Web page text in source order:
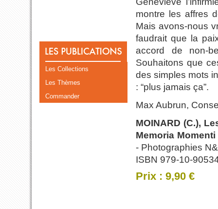
Les Collections
Les Thèmes
Commander
montre les affres
Mais avons-nous
faudrait que la
accord de non-
Souhaitons que
des simples mots
: “plus jamais ça”.
Max Aubrun,
MOINARD (C.),
Memoria
- Photographies
ISBN 979-10-
Prix : 9,90 €